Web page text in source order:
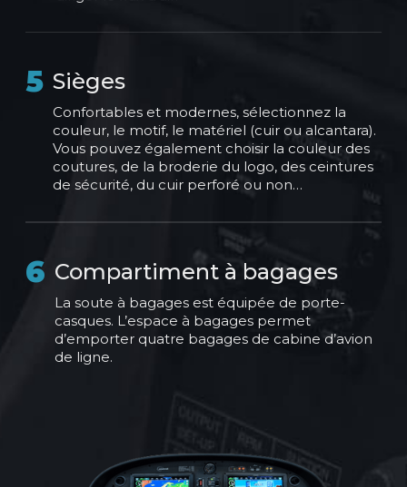
5 Sièges
Confortables et modernes, sélectionnez la
couleur, le motif, le matériel (cuir ou alcantara).
Vous pouvez également choisir la couleur des
coutures, de la broderie du logo, des ceintures
de sécurité, du cuir perforé ou non…
6 Compartiment à bagages
La soute à bagages est équipée de porte-
casques. L’espace à bagages permet
d’emporter quatre bagages de cabine d’avion
de ligne.